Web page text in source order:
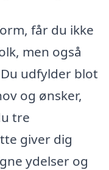
får du ikke
men også
udfylder blot
og ønsker,
tre
giver dig
ydelser og